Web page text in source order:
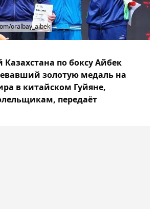
oralbay_aibek
по боксу Айбек
золотую медаль на
в китайском Гуйяне,
передаёт